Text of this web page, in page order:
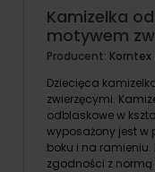
Kamizelka
motywem
Producent: Korntex
Dziecięca
zwierzęcymi.
odblaskowe w
wyposażony jest w
boku i na
zgodności z normą